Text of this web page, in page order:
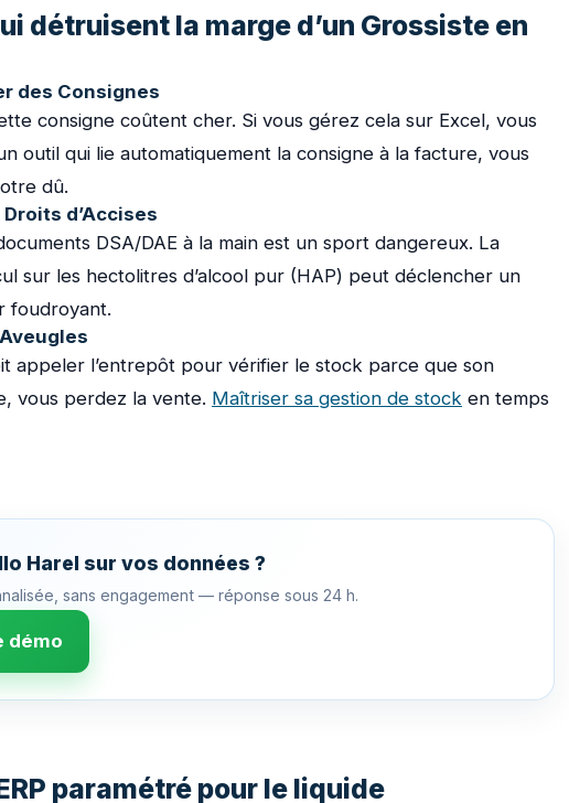
détruisent la marge d’un Grossiste en
des Consignes
consigne coûtent cher. Si vous gérez cela sur Excel, vous
outil qui lie automatiquement la consigne à la facture, vous
dû.
d’Accises
DSA/DAE à la main est un sport dangereux. La
sur les hectolitres d’alcool pur (HAP) peut déclencher un
foudroyant.
appeler l’entrepôt pour vérifier le stock parce que son
vous perdez la vente. Maîtriser sa gestion de stock en temps
Harel sur vos données ?
sans engagement — réponse sous 24 h.
démo
paramétré pour le liquide